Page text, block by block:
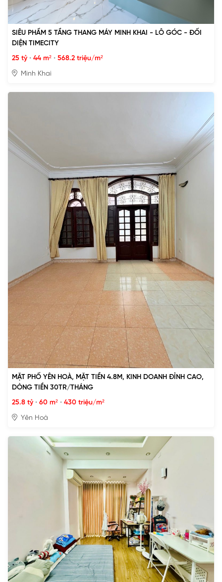
SIÊU PHẨM 5 TẦNG THANG MÁY MINH KHAI - LÔ GÓC - ĐỐI
DIỆN TIMECITY
25 tỷ • 44 m² • 568.2 triệu/m²
Minh Khai
MẶT PHỐ YÊN HOÀ, MẶT TIỀN 4.8M, KINH DOANH ĐỈNH CAO,
DÒNG TIỀN 30TR/THÁNG
25.8 tỷ • 60 m² • 430 triệu/m²
Yên Hoà